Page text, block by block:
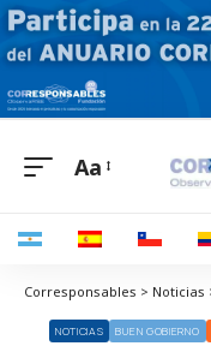
Aa
NOTICIAS BUEN GOBIERNO